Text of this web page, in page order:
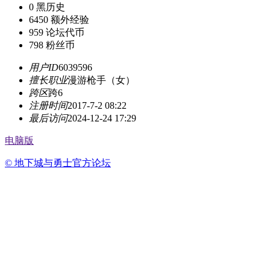
0 黑历史
6450 额外经验
959 论坛代币
798 粉丝币
用户ID6039596
擅长职业漫游枪手（女）
跨区跨6
注册时间2017-7-2 08:22
最后访问2024-12-24 17:29
电脑版
© 地下城与勇士官方论坛